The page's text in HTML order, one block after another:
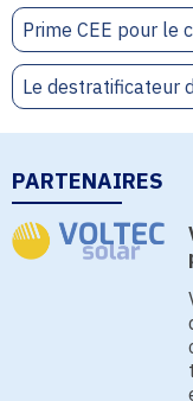
Prime CEE pour le
Le destratificateur
PARTENAIRES